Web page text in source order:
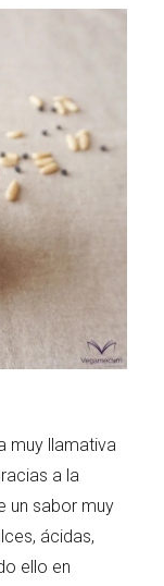
muy llamativa
a la
un sabor muy
ácidas,
ello en